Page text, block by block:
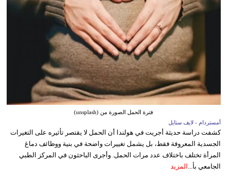
فترة الحمل الصورة من (unsplash)
أمستردام - لايف ستايل
كشفت دراسة حديثة أجريت في هولندا أن الحمل لا يقتصر تأثيره على التغيرات
الجسدية المعروفة فقط، بل يشمل تغييرات واضحة في بنية ووظائف دماغ
المرأة تختلف باختلاف عدد مرات الحمل. وأجرى الباحثون في المركز الطبي
الجامعي بأ... المزيد